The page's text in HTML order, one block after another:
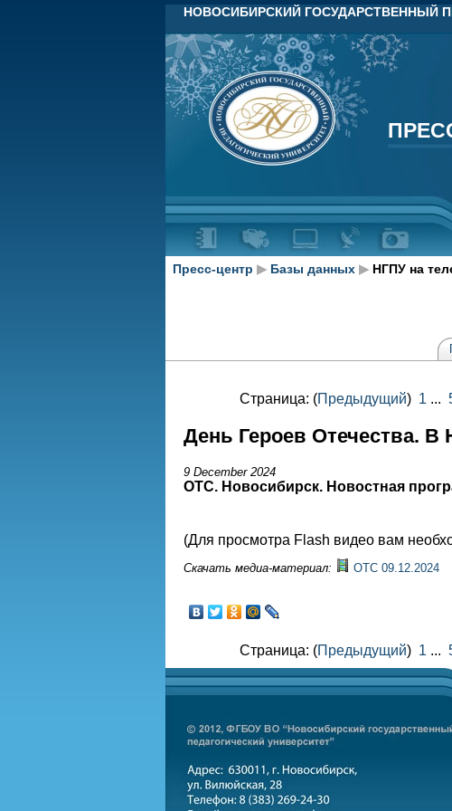
НОВОСИБИРСКИЙ ГОСУДАРСТВЕННЫЙ
Пресс-центр ▶ Базы данных ▶НГПУ на
Страница: (Предыдущий) 1...
День Героев Отечества. В
9 December 2024
ОТС. Новосибирск. Новостная
(Для просмотра Flash видео вам
Скачать медиа-материал: ОТС 09.12.2024
Страница: (Предыдущий) 1 ...